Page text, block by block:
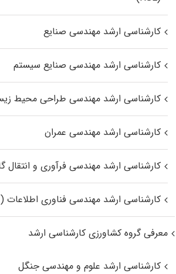
کارشناسی ارشد مهندسی صنایع
کارشناسی ارشد مهندسی صنایع سیستم
کارشناسی ارشد مهندسی طراحی محیط
کارشناسی ارشد مهندسی عمران
کارشناسی ارشد مهندسی فرآوری و انتقال
کارشناسی ارشد مهندسی فناوری اطلاعات (IT)
معرفی گروه کشاورزی کارشناسی ارشد
کارشناسی ارشد علوم و مهندسی جنگل